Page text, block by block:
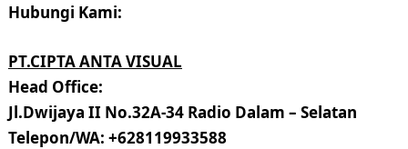
Hubungi Kami:
PT.CIPTA ANTA VISUAL
Head Office:
Jl.Dwijaya II No.32A-34 Radio Dalam – Selatan
Telepon/WA: +628119933588